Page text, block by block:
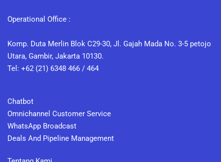
Operational Office :
Komp. Duta Merlin Blok C29-30, Jl. Gajah Mada No. 3-5 petojo
Utara, Gambir, Jakarta 10130.
Tel: +62 (21) 6348 466 / 464
Chatbot
Omnichannel Customer Service
WhatsApp Broadcast
Deals And Pipeline Management